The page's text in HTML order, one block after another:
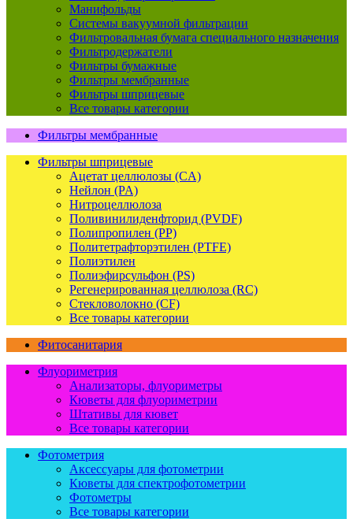
Манифольды
Системы вакуумной фильтрации
Фильтровальная бумага специального назначения
Фильтродержатели
Фильтры бумажные
Фильтры мембранные
Фильтры шприцевые
Все товары категории
Фильтры мембранные
Фильтры шприцевые
Ацетат целлюлозы (CA)
Нейлон (PA)
Нитроцеллюлоза
Поливинилиденфторид (PVDF)
Полипропилен (PP)
Политетрафторэтилен (PTFE)
Полиэтилен
Полиэфирсульфон (PS)
Регенерированная целлюлоза (RC)
Стекловолокно (CF)
Все товары категории
Фитосанитария
Флуориметрия
Анализаторы, флуориметры
Кюветы для флуориметрии
Штативы для кювет
Все товары категории
Фотометрия
Аксессуары для фотометрии
Кюветы для спектрофотометрии
Фотометры
Все товары категории